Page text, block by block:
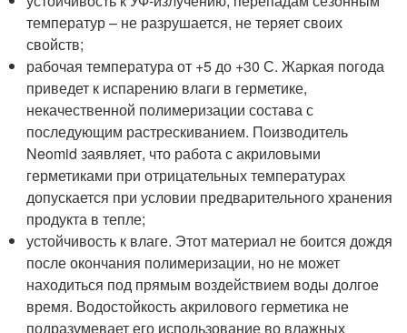
температур – не разрушается, не теряет своих
свойств;
рабочая температура от +5 до +30 С. Жаркая погода
приведет к испарению влаги в герметике,
некачественной полимеризации состава с
последующим растрескиванием. Поизводитель
Neomid заявляет, что работа с акриловыми
герметиками при отрицательных температурах
допускается при условии предварительного хранения
продукта в тепле;
устойчивость к влаге. Этот материал не боится дождя
после окончания полимеризации, но не может
находиться под прямым воздействием воды долгое
время. Водостойкость акрилового герметика не
подразумевает его использование во влажных